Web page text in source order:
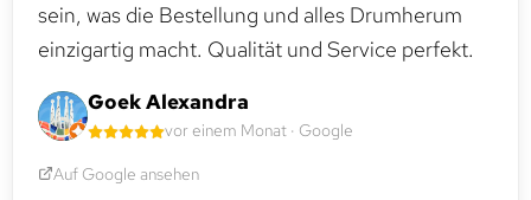
sein, was die Bestellung und alles Drumherum
einzigartig macht. Qualität und Service perfekt.
Goek Alexandra
vor einem Monat · Google
Auf Google ansehen